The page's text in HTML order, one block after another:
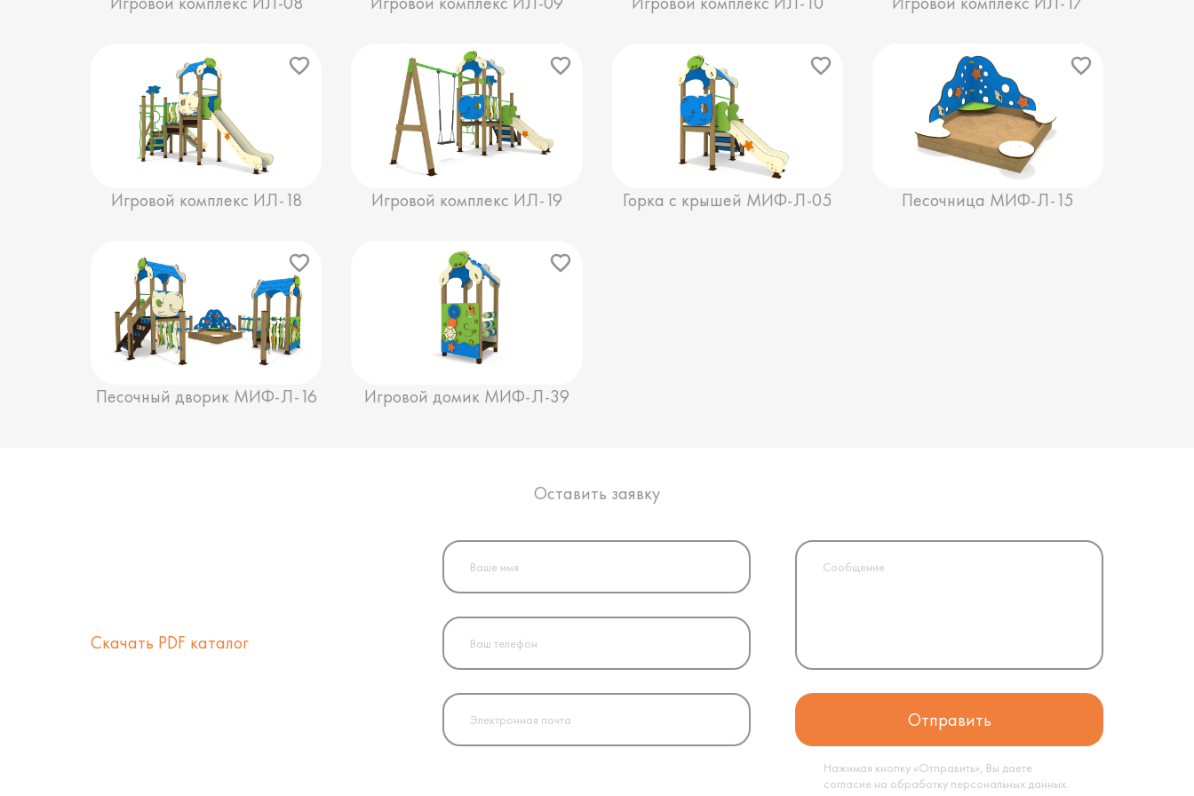
Игровой комплекс ИЛ-18 Игровой комплекс ИЛ-19 Горка с крышей МИФ-Л-05 Песочница МИФ-Л-15
Песочный дворик МИФ-Л-16 Игровой домик МИФ-Л-39
Скачать PDF каталог
Оставить заявку
Нажимая кнопку «Отправить», Вы даете
согласие на обработку персональных данных.